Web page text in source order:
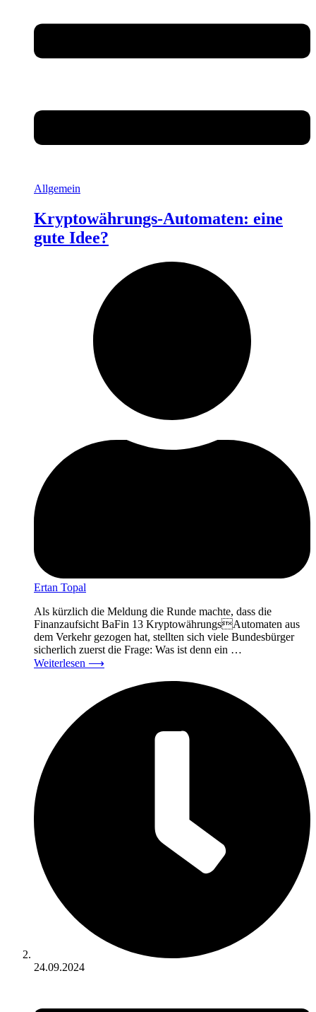
Allgemein
Kryptowährungs-Automaten: eine
gute Idee?
Ertan Topal
Als kürzlich die Meldung die Runde machte, dass die
Finanzaufsicht BaFin 13 KryptowährungsAutomaten aus
dem Verkehr gezogen hat, stellten sich viele Bundesbürger
sicherlich zuerst die Frage: Was ist denn ein …
Weiterlesen ⟶
24.09.2024